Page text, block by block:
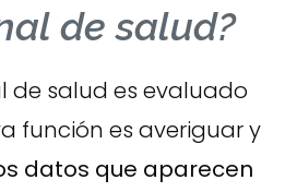
de salud?
de salud es evaluado
función es averiguar y
datos que aparecen